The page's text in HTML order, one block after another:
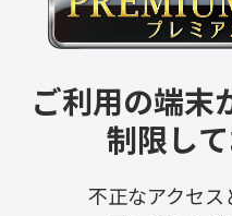
ご利用の端末
制限して
不正なアクセス